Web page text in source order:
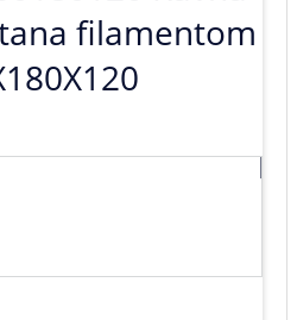
filamentom